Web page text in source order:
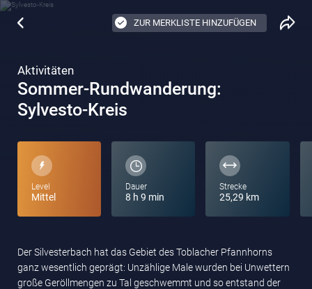
ZUR MERKLISTE HINZUFÜGEN
Aktivitäten
Sommer-Rundwanderung:
Sylvesto-Kreis
Level
Mittel
Dauer
8 h 9 min
Strecke
25,29 km
Der Silvesterbach hat das Gebiet des Toblacher Pfannhorns
ganz wesentlich geprägt: Unzählige Male wurden bei Unwettern
große Geröllmengen zu Tal geschwemmt und so entstand der